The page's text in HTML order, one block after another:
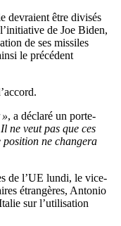
devraient être divisés
de Joe Biden,
de ses missiles
le précédent
, a déclaré un porte-
ne veut pas que ces
position ne changera
de l’UE lundi, le vice-
étrangères, Antonio
sur l’utilisation